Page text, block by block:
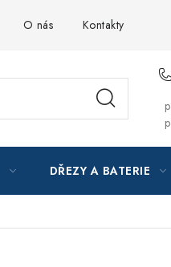
O nás Kontakty
DŘEZY A BATERIE